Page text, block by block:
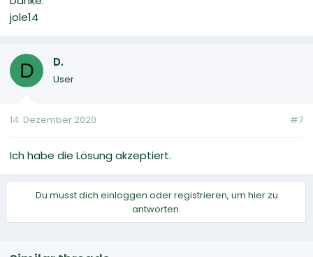
jole14
D D.
User
14. Dezember 2020 #7
Ich habe die Lösung akzeptiert.
Du musst dich einloggen oder registrieren, um hier zu
antworten.